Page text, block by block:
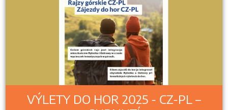
VÝLETY DO HOR 2025 - CZ-PL –